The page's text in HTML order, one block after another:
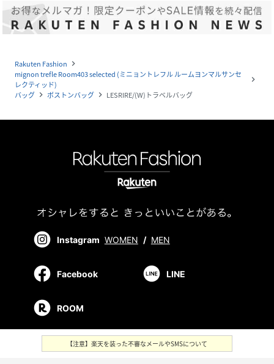
Rakuten Fashion navigate_next
mignon trefle Room403 selected (ミニョントレフル ルームヨンマルサンセ
レクティッド)
navigate_next
バッグ navigate_next ボストンバッグ navigate_next LESRIRE/(W)トラベルバッグ
Instagram WOMEN / MEN
Facebook LINE
ROOM
【注意】楽天を装った不審なメールやSMSについて